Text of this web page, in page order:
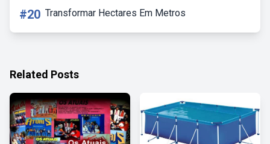
#20 Transformar Hectares Em Metros
Related Posts